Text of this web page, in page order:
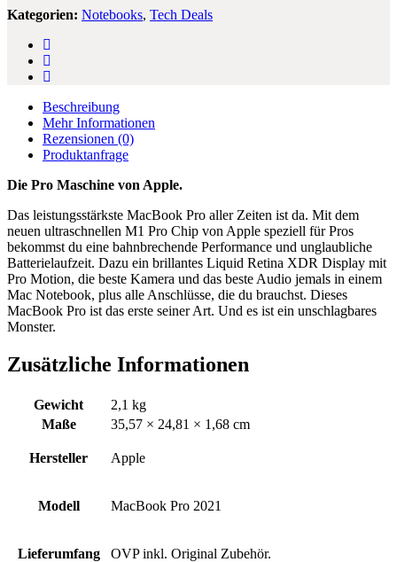
Kategorien: Notebooks, Tech Deals
Beschreibung
Mehr Informationen
Rezensionen (0)
Produktanfrage
Die Pro Maschine von Apple.
Das leistungs­stärkste MacBook Pro aller Zeiten ist da. Mit dem
neuen ultraschnellen M1 Pro Chip von Apple speziell für Pros
bekommst du eine bahn­brechende Performance und unglaubliche
Batterie­laufzeit. Dazu ein brillantes Liquid Retina XDR Display mit
Pro Motion, die beste Kamera und das beste Audio jemals in einem
Mac Notebook, plus alle Anschlüsse, die du brauchst. Dieses
MacBook Pro ist das erste seiner Art. Und es ist ein unschlagbares
Monster.
Zusätzliche Informationen
Gewicht
2,1 kg
Maße
35,57 × 24,81 × 1,68 cm
Hersteller Apple
Modell MacBook Pro 2021
Lieferumfang OVP inkl. Original Zubehör.